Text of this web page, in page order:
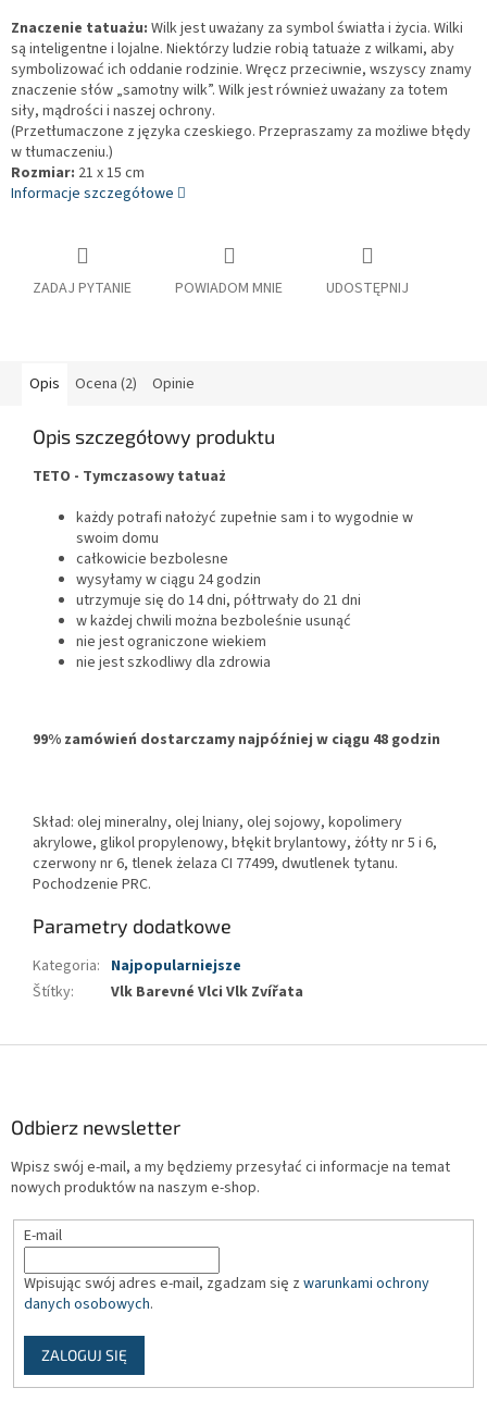
Znaczenie tatuażu: Wilk jest uważany za symbol światła i życia. Wilki
są inteligentne i lojalne. Niektórzy ludzie robią tatuaże z wilkami, aby
symbolizować ich oddanie rodzinie. Wręcz przeciwnie, wszyscy znamy
znaczenie słów „samotny wilk”. Wilk jest również uważany za totem
siły, mądrości i naszej ochrony.
(Przetłumaczone z języka czeskiego. Przepraszamy za możliwe błędy
w tłumaczeniu.)
Rozmiar: 21 x 15 cm
Informacje szczegółowe
ZADAJ PYTANIE POWIADOM MNIE UDOSTĘPNIJ
Opis Ocena (2) Opinie
Opis szczegółowy produktu
TETO - Tymczasowy tatuaż
każdy potrafi nałożyć zupełnie sam i to wygodnie w
swoim domu
całkowicie bezbolesne
wysyłamy w ciągu 24 godzin
utrzymuje się do 14 dni, półtrwały do 21 dni
w każdej chwili można bezboleśnie usunąć
nie jest ograniczone wiekiem
nie jest szkodliwy dla zdrowia
99% zamówień dostarczamy najpóźniej w ciągu 48 godzin
Skład: olej mineralny, olej lniany, olej sojowy, kopolimery
akrylowe, glikol propylenowy, błękit brylantowy, żółty nr 5 i 6,
czerwony nr 6, tlenek żelaza CI 77499, dwutlenek tytanu.
Pochodzenie PRC.
Parametry dodatkowe
Kategoria: Najpopularniejsze
Štítky: Vlk Barevné Vlci Vlk Zvířata
Odbierz newsletter
Wpisz swój e-mail, a my będziemy przesyłać ci informacje na temat
nowych produktów na naszym e-shop.
E-mail
Wpisując swój adres e-mail, zgadzam się z warunkami ochrony
danych osobowych.
ZALOGUJ SIĘ